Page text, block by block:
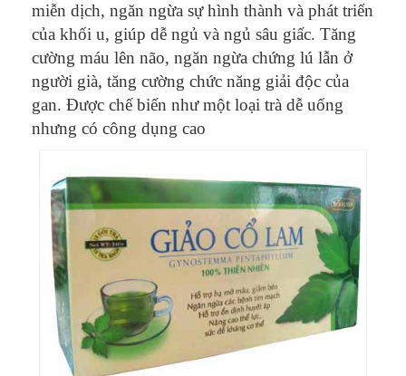
miễn dịch, ngăn ngừa sự hình thành và phát triển
của khối u, giúp dễ ngủ và ngủ sâu giấc. Tăng
cường máu lên não, ngăn ngừa chứng lú lẫn ở
người già, tăng cường chức năng giải độc của
gan. Được chế biến như một loại trà dễ uống
nhưng có công dụng cao